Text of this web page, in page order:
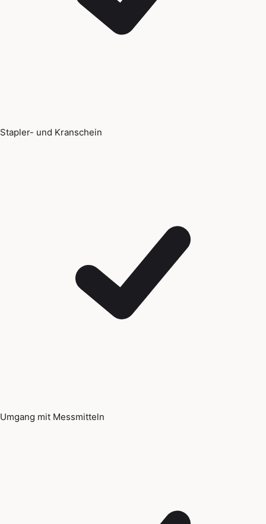
Stapler- und Kranschein
Umgang mit Messmitteln